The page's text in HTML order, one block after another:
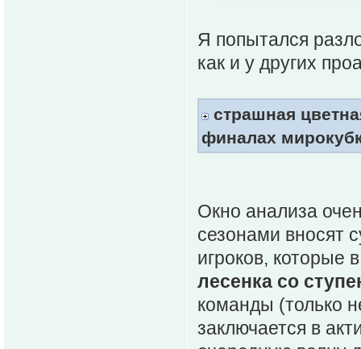
Я попытался
как и у других
страшная
финалах
Окно анализа
сезонами вносят
игроков, которые
лесенка со
команды (только
заключается в